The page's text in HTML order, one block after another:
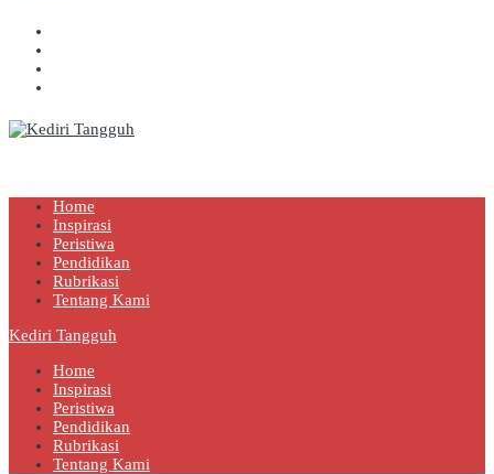
Home
Inspirasi
Peristiwa
Pendidikan
Rubrikasi
Tentang Kami
Kediri Tangguh
Home
Inspirasi
Peristiwa
Pendidikan
Rubrikasi
Tentang Kami